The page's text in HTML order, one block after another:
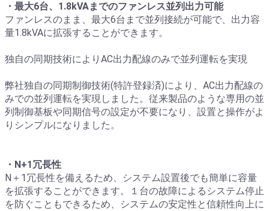
・最大6台、1.8kVAまでのファンレス並列出力可能
ファンレスのまま、最大6台まで並列接続が可能で、出力容
量1.8kVAに拡張することができます。
独自の同期技術によりAC出力配線のみで並列運転を実現
弊社独自の同期制御技術(特許登録済)により、AC出力配線の
みでの並列運転を実現しました。従来製品のような専用の並
列制御基板や同期信号の設定が不要になり、設置と操作がよ
りシンプルになりました。
・N+1冗長性
N＋1冗長性を備えるため、システム設置後でも簡単に容量
を拡張することができます。１台の故障によるシステム停止
を防ぐこともできるため、システムの安定性と信頼性向上に